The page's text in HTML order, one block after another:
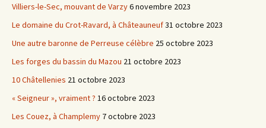
Villiers-le-Sec, mouvant de Varzy6 novembre 2023
Le domaine du Crot-Ravard, à Châteauneuf31 octobre 2023
Une autre baronne de Perreuse célèbre 25 octobre 2023
Les forges du bassin du Mazou 21 octobre 2023
10 Châtellenies 21 octobre 2023
« Seigneur », vraiment ? 16 octobre 2023
Les Couez, à Champlemy 7 octobre 2023